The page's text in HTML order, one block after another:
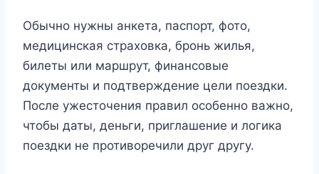
Обычно нужны анкета, паспорт, фото,
медицинская страховка, бронь жилья,
билеты или маршрут, финансовые
документы и подтверждение цели поездки.
После ужесточения правил особенно важно,
чтобы даты, деньги, приглашение и логика
поездки не противоречили друг другу.